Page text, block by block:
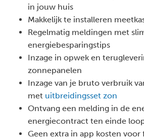
in jouw huis
Makkelijk te installeren
Regelmatig meldingen met
energiebesparingstips
Inzage in opwek en
zonnepanelen
Inzage van je bruto verbruik
met uitbreidingsset zon
Ontvang een melding in de
energiecontract ten einde
Geen extra in app kosten voor